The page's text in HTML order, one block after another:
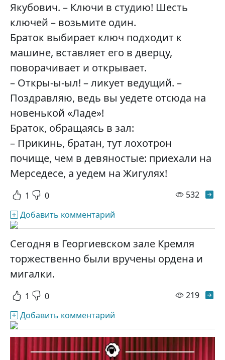
Якубович. – Ключи в студию! Шесть
ключей – возьмите один.
Браток выбирает ключ подходит к
машине, вставляет его в дверцу,
поворачивает и открывает.
– Откры-ы-ыл! – ликует ведущий. –
Поздравляю, ведь вы уедете отсюда на
новенькой «Ладе»!
Браток, обращаясь в зал:
– Прикинь, братан, тут лохотрон
почище, чем в девяностые: приехали на
Мерседесе, а уедем на Жигулях!
1 0 532
Добавить комментарий
Сегодня в Георгиевском зале Кремля
торжественно были вручены ордена и
мигалки.
1 0 219
Добавить комментарий